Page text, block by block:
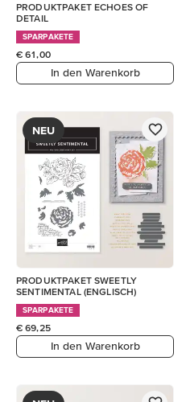
PRODUKTPAKET ECHOES OF
DETAIL
SPARPAKETE
€ 61,00
In den Warenkorb
NEU
PRODUKTPAKET SWEETLY
SENTIMENTAL (ENGLISCH)
SPARPAKETE
€ 69,25
In den Warenkorb